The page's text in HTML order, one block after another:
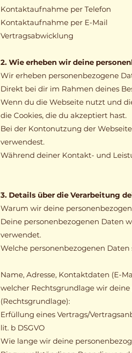
Kontaktaufnahme per Telefon
Kontaktaufnahme per E-Mail
Vertragsabwicklung
2. Wie erheben wir deine
Wir erheben personenbezogene
Direkt bei dir im Rahmen deines
Wenn du die Webseite nutzt und
die Cookies, die du akzeptiert hast.
Bei der Kontonutzung der
verwendest.
Während deiner Kontakt- und
3. Details über die Verarbeitung
Warum wir deine
Deine personenbezogenen Daten
verwendet.
Welche personenbezogenen
Name, Adresse, Kontaktdaten (E-
welcher Rechtsgrundlage wir
(Rechtsgrundlage):
Erfüllung eines Vertrags/
lit. b DSGVO
Wie lange wir deine